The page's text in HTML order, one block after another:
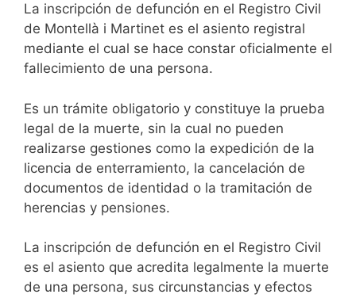
La inscripción de defunción en el Registro Civil
de Montellà i Martinet es el asiento registral
mediante el cual se hace constar oficialmente el
fallecimiento de una persona.
Es un trámite obligatorio y constituye la prueba
legal de la muerte, sin la cual no pueden
realizarse gestiones como la expedición de la
licencia de enterramiento, la cancelación de
documentos de identidad o la tramitación de
herencias y pensiones.
La inscripción de defunción en el Registro Civil
es el asiento que acredita legalmente la muerte
de una persona, sus circunstancias y efectos